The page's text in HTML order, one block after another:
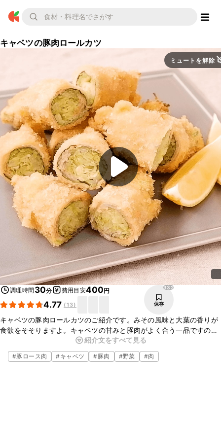
キャベツの豚肉ロールカツ
ミュートを解除
調理時間 30分 費用目安400円
4.77 (13)
332
保存
キャベツの豚肉ロールカツのご紹介です。みその風味と大葉の香りが
食欲をそそりますよ。キャベツの甘みと豚肉がよく合う一品ですの
で、ぜひ試してみてくださいね。紹介文をすべて見る
#豚ロース肉 #キャベツ #豚肉 #野菜 #肉